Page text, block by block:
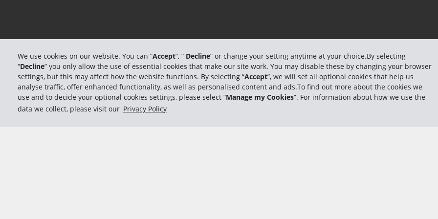
We use cookies on our website. You can “Accept”, “ Decline” or change your setting anytime at your choice.By selecting
“Decline” you only allow the use of essential cookies that make our site work. You may disable these by changing your browser
settings, but this may affect how the website functions. By selecting “Accept”, we will set all optional cookies that help us
analyse traffic, offer enhanced functionality, as well as personalised content and ads.To find out more about the cookies we
use and to decide your optional cookies settings, please select “Manage my Cookies”. For information about how we use the
data we collect, please visit our Privacy Policy